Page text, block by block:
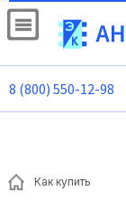
8 (800) 550-12-98
Как купить